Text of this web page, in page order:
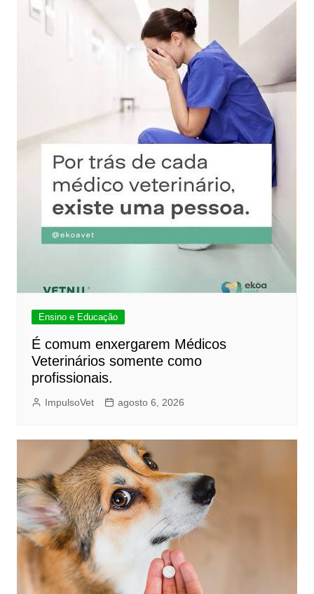
Ensino e Educação
É comum enxergarem Médicos
Veterinários somente como
profissionais.
ImpulsoVet agosto 6, 2026